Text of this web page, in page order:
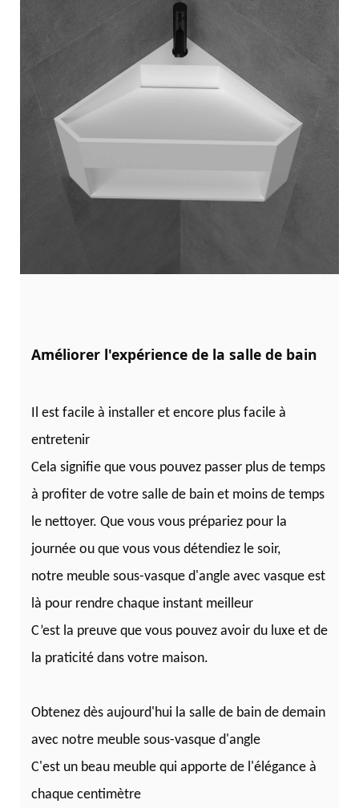
Il est facile à installer et encore plus facile à
entretenir
Cela signifie que vous pouvez passer plus de temps
à profiter de votre salle de bain et moins de temps
le nettoyer. Que vous vous prépariez pour la
journée ou que vous vous détendiez le soir,
notre meuble sous-vasque d'angle avec vasque est
là pour rendre chaque instant meilleur
C’est la preuve que vous pouvez avoir du luxe et de
la praticité dans votre maison.
Obtenez dès aujourd'hui la salle de bain de demain
avec notre meuble sous-vasque d'angle
C'est un beau meuble qui apporte de l'élégance à
chaque centimètre